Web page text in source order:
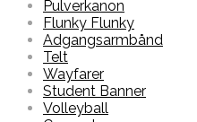
Pulverkanon
Flunky Flunky
Adgangsarmbånd
Telt
Wayfarer
Student Banner
Volleyball